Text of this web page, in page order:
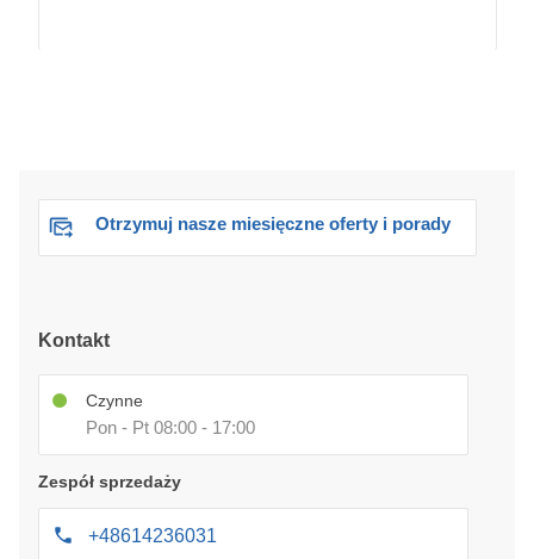
Otrzymuj nasze miesięczne oferty i porady
Kontakt
Czynne
Pon - Pt 08:00 - 17:00
Zespół sprzedaży
+48614236031